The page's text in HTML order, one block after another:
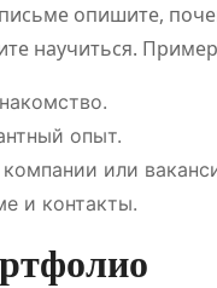
опишите,
научиться.
опыт.
или
и контакты.